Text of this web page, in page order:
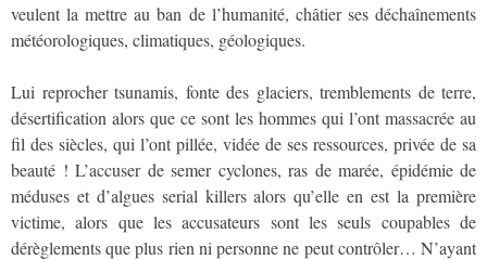
veulent la mettre au ban de l’humanité, châtier ses déchaînements
météorologiques, climatiques, géologiques.
Lui reprocher tsunamis, fonte des glaciers, tremblements de terre,
désertification alors que ce sont les hommes qui l’ont massacrée au
fil des siècles, qui l’ont pillée, vidée de ses ressources, privée de sa
beauté ! L’accuser de semer cyclones, ras de marée, épidémie de
méduses et d’algues serial killers alors qu’elle en est la première
victime, alors que les accusateurs sont les seuls coupables de
dérèglements que plus rien ni personne ne peut contrôler… N’ayant